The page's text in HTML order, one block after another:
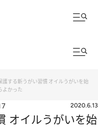
護する新うがい習慣 オイルうがいを始
よかった
2020.6.13
オイルうがいを始